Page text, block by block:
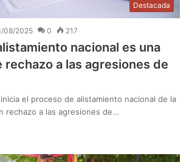
Destacada
08/2025 0 217
nacional es una
rechazo a las agresiones de
el proceso de alistamiento nacional de la
rechazo a las agresiones de…